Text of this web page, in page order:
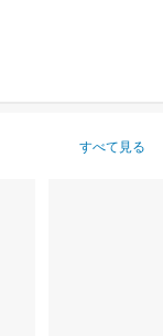
すべて見る